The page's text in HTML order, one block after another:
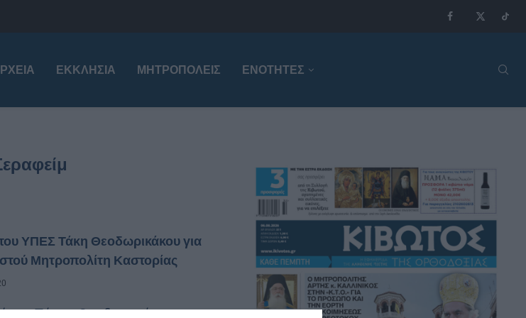
ΕΚΚΛΗΣΊΑ ΜΗΤΡΟΠΌΛΕΙΣ ΕΝΟΤΗΤΕΣ
ΥΠΕΣ Τάκη Θεοδωρικάκου για
Μητροπολίτη Καστορίας
κ. Τάκης Θεοδωρικάκος